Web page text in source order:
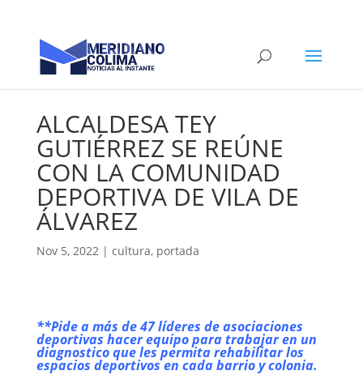
ALCALDESA TEY
GUTIÉRREZ SE REÚNE
CON LA COMUNIDAD
DEPORTIVA DE VILA DE
ÁLVAREZ
Nov 5, 2022| cultura, portada
**Pide a más de 47 líderes de asociaciones
deportivas hacer equipo para trabajar en un
diagnostico que les permita rehabilitar los
espacios deportivos en cada barrio y colonia.